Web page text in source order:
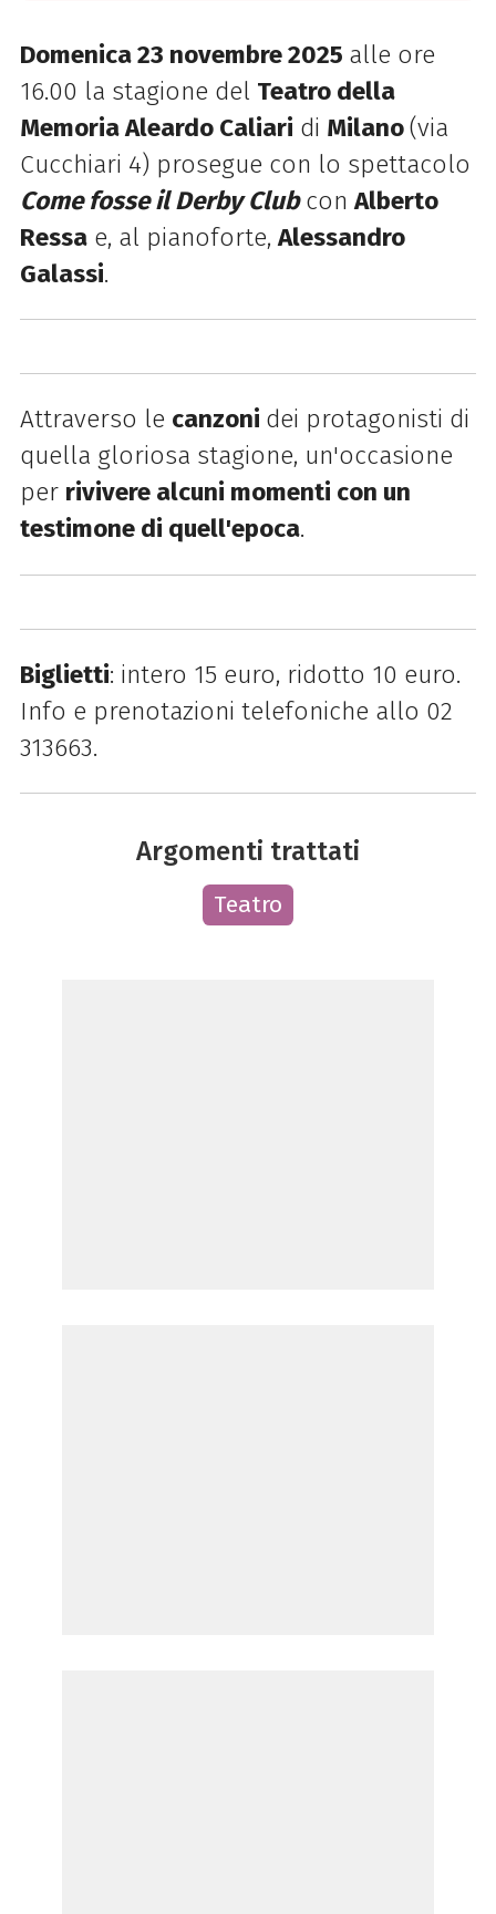
Domenica 23 novembre 2025 alle ore
16.00 la stagione del Teatro della
Memoria Aleardo Caliari di Milano(via
Cucchiari 4) prosegue con lo spettacolo
Come fosse il Derby ClubconAlberto
Ressae, al pianoforte,Alessandro
Galassi.
Attraverso le canzoni dei protagonisti di
quella gloriosa stagione, un'occasione
per rivivere alcuni momenti con un
testimone di quell'epoca.
Biglietti: intero 15 euro, ridotto 10 euro.
Info e prenotazioni telefoniche allo 02
313663.
Argomenti trattati
Teatro